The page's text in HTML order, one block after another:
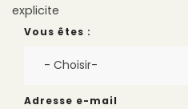
explicite
Vous êtes :
Adresse e-mail